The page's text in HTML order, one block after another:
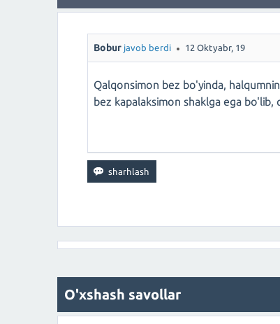
Bobur javob berdi 12 Oktyabr, 19
Qalqonsimon bez bo'yinda,
bez kapalaksimon shaklga ega
O'xshash savollar